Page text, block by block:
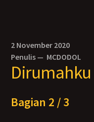
2 November 2020
Penulis — MCDODOL
Bagian 2 / 3